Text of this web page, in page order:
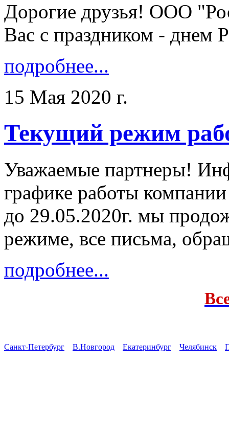
Дорогие друзья! ООО
Вас с праздником - днем
подробнее...
15 Мая 2020 г.
Текущий режим
Уважаемые партнеры!
графике работы
до 29.05.2020г. мы
режиме, все письма,
подробнее...
Санкт-Петербург В.Новгород Екатеринбург Челябинск